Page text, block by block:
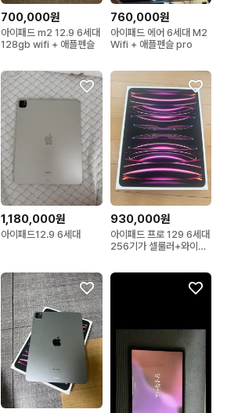
700,000원
아이패드 m2 12.9 6세대
128gb wifi + 애플펜슬
760,000원
아이패드 에어 6세대 M2
Wifi + 애플펜슬 pro
1,180,000원
아이패드12.9 6세대
930,000원
아이패드 프로 129 6세대
256기가 셀룰러+와이파